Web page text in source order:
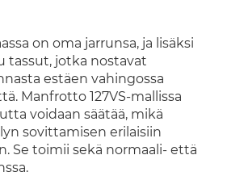
on oma jarrunsa, ja lisäksi
tassut, jotka nostavat
estäen vahingossa
Manfrotto 127VS-mallissa
voidaan säätää, mikä
sovittamisen erilaisiin
Se toimii sekä normaali- että